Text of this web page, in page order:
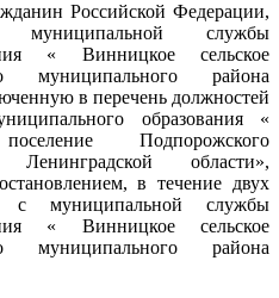
Российской Федерации,
муниципальной службы
« Винницкое сельское
муниципального района
в перечень должностей
образования «
Подпорожского
области»,
в течение двух
муниципальной службы
« Винницкое сельское
муниципального района